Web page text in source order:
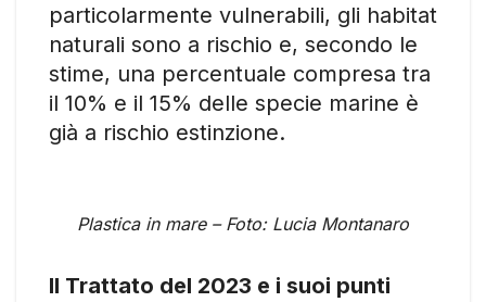
particolarmente vulnerabili, gli habitat
naturali sono a rischio e, secondo le
stime, una percentuale compresa tra
il 10% e il 15% delle specie marine è
già a rischio estinzione.
Plastica in mare – Foto: Lucia Montanaro
Il Trattato del 2023 e i suoi punti